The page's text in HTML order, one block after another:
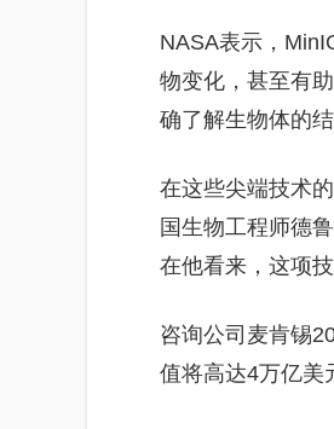
NASA表示，
物变化，甚至有
确了解生物体的
在这些尖端技术
国生物工程师德
在他看来，这项
咨询公司麦肯锡
值将高达4万亿美